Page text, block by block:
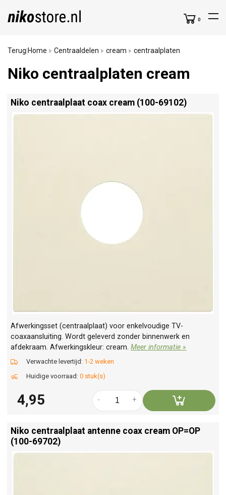
0
Terug Home Centraaldelen cream centraalplaten
Niko centraalplaten cream
Niko centraalplaat coax cream (100-69102)
Afwerkingsset (centraalplaat) voor enkelvoudige TV-
coaxaansluiting. Wordt geleverd zonder binnenwerk en
afdekraam. Afwerkingskleur: cream.Meer informatie »
Verwachte levertijd: 1-2 weken
Huidige voorraad: 0 stuk(s)
4,95 +
-
Niko centraalplaat antenne coax cream OP=OP
(100-69702)